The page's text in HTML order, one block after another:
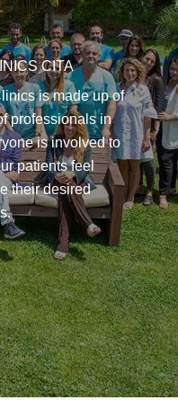
CITA
is made up of
professionals in
is involved to
patients feel
their desired